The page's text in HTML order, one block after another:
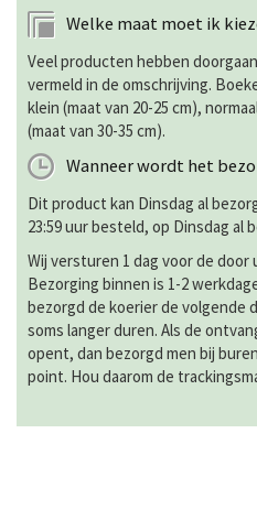
Welke maat moet ik
Veel producten hebben
vermeld in de omschrijving.
klein (maat van 20-25 cm),
(maat van 30-35 cm).
Wanneer wordt het
Dit product kan Dinsdag al
23:59 uur besteld, op Dinsdag al
Wij versturen 1 dag voor de
Bezorging binnen is 1-2
bezorgd de koerier de volgende
soms langer duren. Als de
opent, dan bezorgd men bij
point. Hou daarom de